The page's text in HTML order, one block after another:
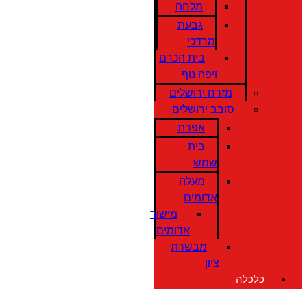
מלחה
גבעת
מרדכי
בית הכרם
ויפה נוף
מזרח ירושלים
סובב ירושלים
אפרת
בית
שמש
מעלה
אדומים
מישור
אדומים
מבשרת
ציון
כלכלה